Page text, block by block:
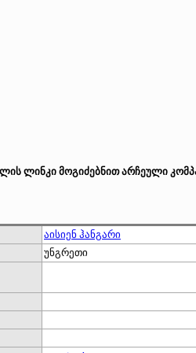
ლინკი მოგიძებნით არჩეული
აისიენ ჰანგარი
უნგრეთი